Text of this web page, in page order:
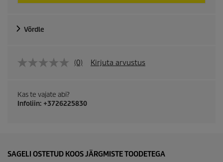
Võrdle
(0) Kirjuta arvustus
Kas te vajate abi?
Infoliin: +3726225830
SAGELI OSTETUD KOOS JÄRGMISTE TOODETEGA